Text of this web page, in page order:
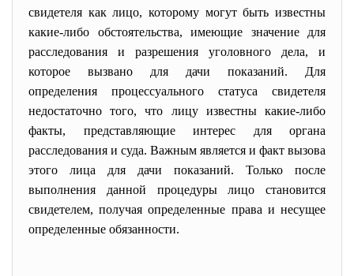
свидетеля как лицо, которому могут быть известны
какие-либо обстоятельства, имеющие значение для
расследования и разрешения уголовного дела, и
которое вызвано для дачи показаний. Для
определения процессуального статуса свидетеля
недостаточно того, что лицу известны какие-либо
факты, представляющие интерес для органа
расследования и суда. Важным является и факт вызова
этого лица для дачи показаний. Только после
выполнения данной процедуры лицо становится
свидетелем, получая определенные права и несущее
определенные обязанности.